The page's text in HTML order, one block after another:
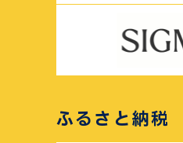
ふるさと納税